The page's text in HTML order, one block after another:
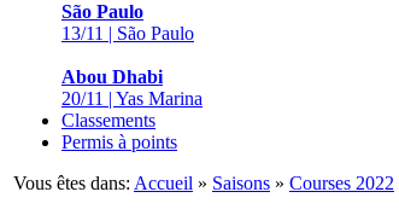
São Paulo
13/11 | São Paulo
Abou Dhabi
20/11 | Yas Marina
Classements
Permis à points
Vous êtes dans: Accueil » Saisons » Courses 2022